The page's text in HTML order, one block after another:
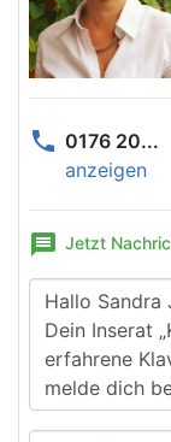
phone 0176 20...
anzeigen
message Jetzt